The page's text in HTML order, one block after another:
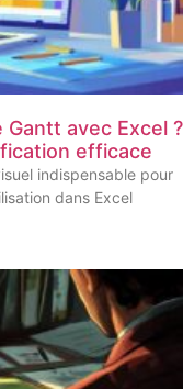
avec Excel ?
efficace
indispensable pour
dans Excel